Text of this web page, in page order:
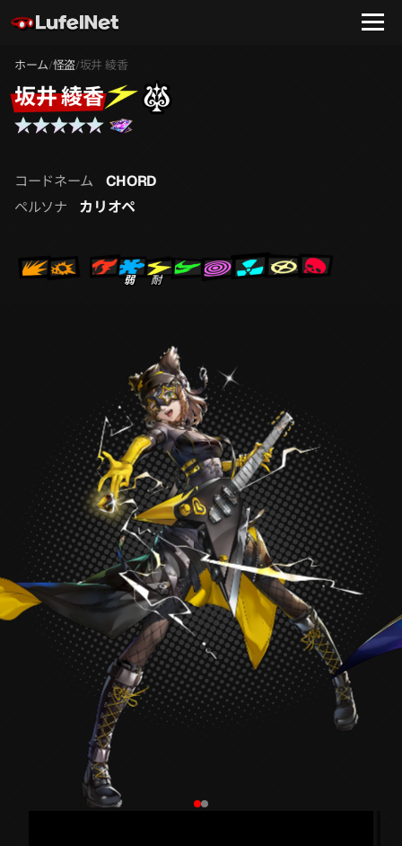
ホーム/怪盗/坂井 綾香
坂井 綾香
コードネーム CHORD
ペルソナ カリオペ
耐
弱